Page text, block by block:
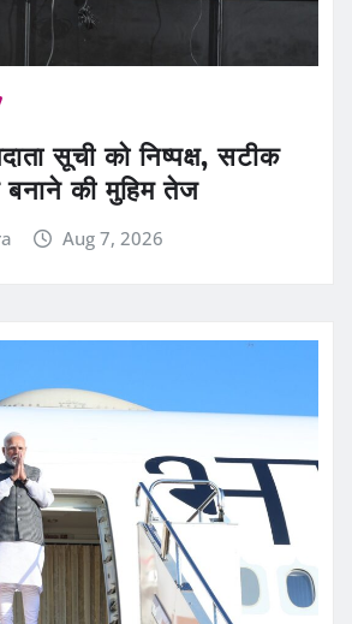
सूची को निष्पक्ष, सटीक
की मुहिम तेज
Aug 7, 2026